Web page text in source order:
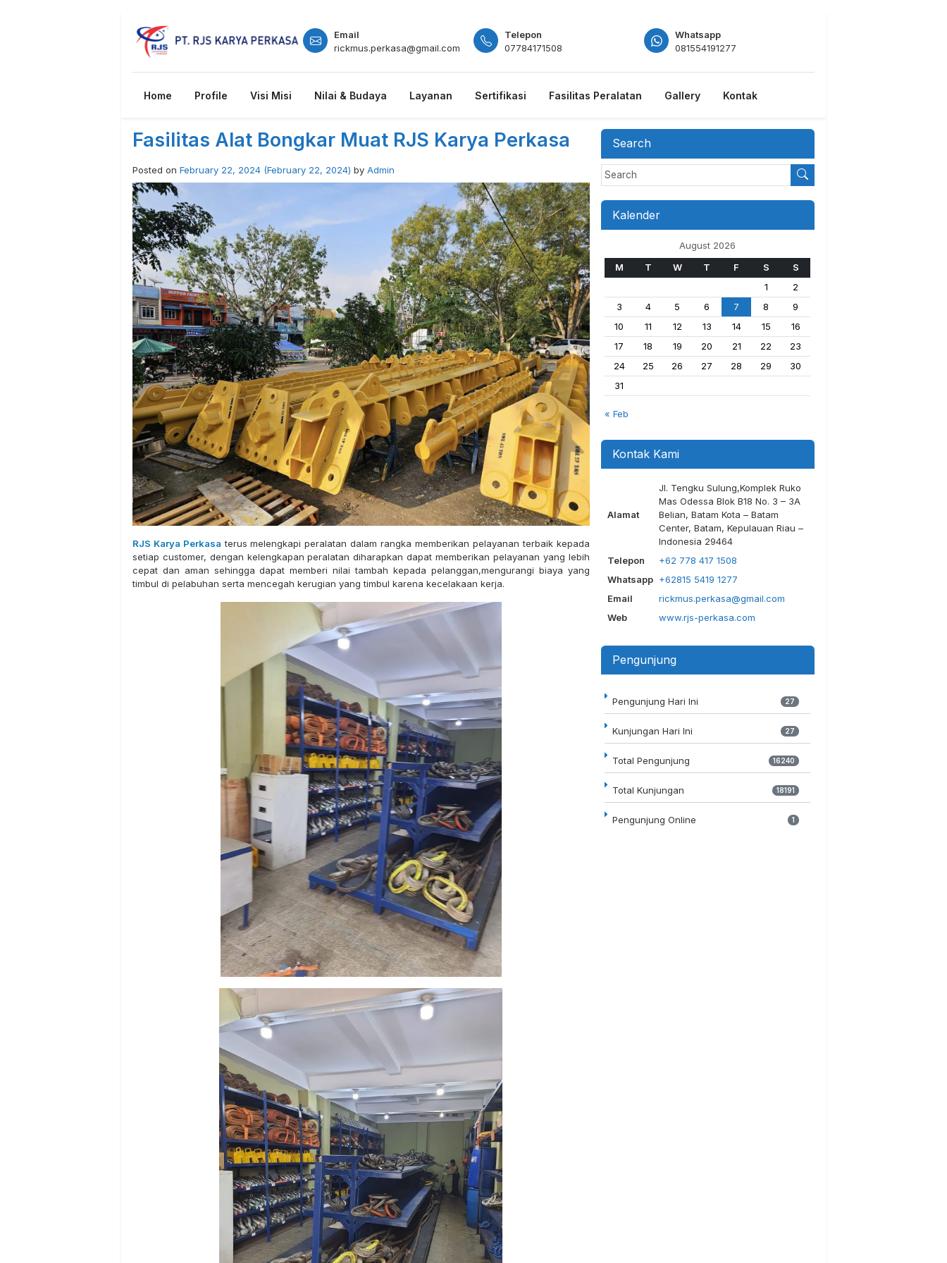
Email
rickmus.perkasa@gmail.com
Telepon
07784171508
Whatsapp
081554191277
Main Navigation
Home Profile Visi Misi Nilai & Budaya Layanan Sertifikasi Fasilitas Peralatan Gallery Kontak
Fasilitas Alat Bongkar Muat RJS Karya Perkasa
Posted on February 22, 2024 (February 22, 2024) by Admin
RJS Karya Perkasa terus melengkapi peralatan dalam rangka memberikan pelayanan terbaik kepada
setiap customer, dengan kelengkapan peralatan diharapkan dapat memberikan pelayanan yang lebih
cepat dan aman sehingga dapat memberi nilai tambah kepada pelanggan,mengurangi biaya yang
timbul di pelabuhan serta mencegah kerugian yang timbul karena kecelakaan kerja.
Search
S
e
Kalender
August 2026
M
T W T F S
S
1
2
3
4 5 6 7 8
9
10
11 12 13 14 15
16
17
18 19 20 21 22
23
24
25 26 27 28 29
30
31
« Feb
Kontak Kami
Alamat
Jl. Tengku Sulung,Komplek Ruko
Mas Odessa Blok B18 No. 3 – 3A
Belian, Batam Kota – Batam
Center, Batam, Kepulauan Riau –
Indonesia 29464
Telepon
+62 778 417 1508
Whatsapp +62815 5419 1277
Email
rickmus.perkasa@gmail.com
Web
www.rjs-perkasa.com
Pengunjung
Pengunjung Hari Ini 27
Kunjungan Hari Ini 27
Total Pengunjung 16240
Total Kunjungan 18191
Pengunjung Online 1